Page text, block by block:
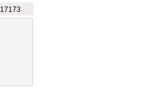
17173